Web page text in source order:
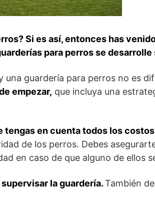
Si es así, entonces has
para perros se desarrolle
una guardería para perros no es
empezar, que incluya una
tengas en cuenta todos los
de los perros. Debes
en caso de que alguno de ellos
la guardería.También